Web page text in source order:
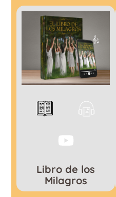
Libro de los
Milagros